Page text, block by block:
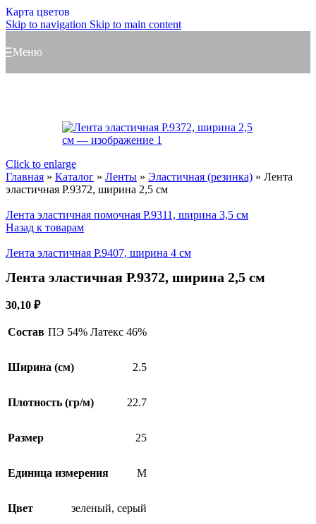
Карта цветов
Skip to navigation Skip to main content
Меню
Click to enlarge
Главная » Каталог » Ленты » Эластичная (резинка) » Лента
эластичная Р.9372, ширина 2,5 см
Лента эластичная помочная Р.9311, ширина 3,5 см
Назад к товарам
Лента эластичная Р.9407, ширина 4 см
Лента эластичная Р.9372, ширина 2,5 см
30,10 ₽
Состав ПЭ 54% Латекс 46%
Ширина (см) 2.5
Плотность (гр/м) 22.7
Размер 25
Единица измерения М
Цвет зеленый, серый